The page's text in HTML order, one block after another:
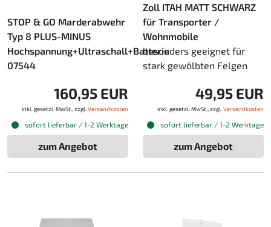
STOP & GO Marderabwehr
Typ 8 PLUS-MINUS
Hochspannung+Ultraschall+Batterie
07544
160,95 EUR
inkl. gesetzl. MwSt., zzgl. Versandkosten
sofort lieferbar / 1-2 Werktage
zum Angebot
Zoll ITAH MATT SCHWARZ
für Transporter /
Wohnmobile
besonders geeignet für
stark gewölbten Felgen
49,95 EUR
inkl. gesetzl. MwSt., zzgl. Versandkosten
sofort lieferbar / 1-2 Werktage
zum Angebot